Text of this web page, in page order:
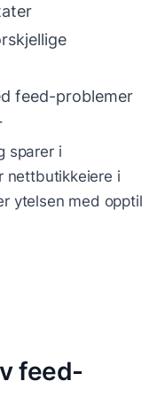
feed-problemer
sparer i
nettbutikkeiere i
ytelsen med opptil
feed-